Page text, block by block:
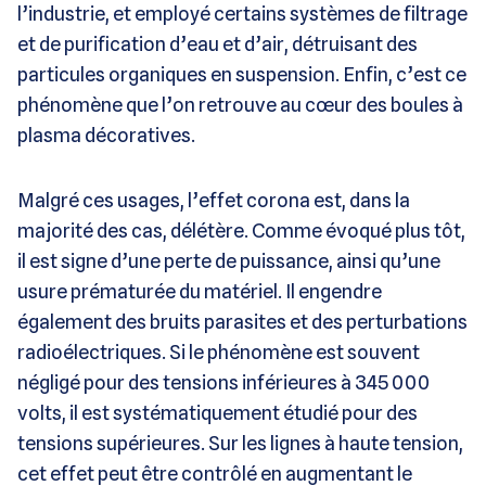
l’industrie, et employé certains systèmes de filtrage
et de purification d’eau et d’air, détruisant des
particules organiques en suspension. Enfin, c’est ce
phénomène que l’on retrouve au cœur des boules à
plasma décoratives.
Malgré ces usages, l’effet corona est, dans la
majorité des cas, délétère. Comme évoqué plus tôt,
il est signe d’une perte de puissance, ainsi qu’une
usure prématurée du matériel. Il engendre
également des bruits parasites et des perturbations
radioélectriques. Si le phénomène est souvent
négligé pour des tensions inférieures à 345 000
volts, il est systématiquement étudié pour des
tensions supérieures. Sur les lignes à haute tension,
cet effet peut être contrôlé en augmentant le